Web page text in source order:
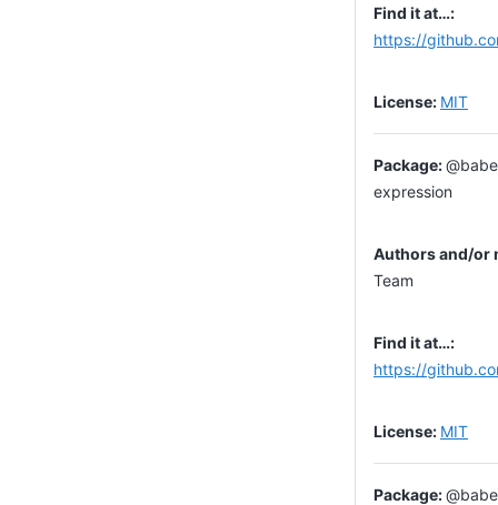
https://
MIT
expression
Team
https://
MIT